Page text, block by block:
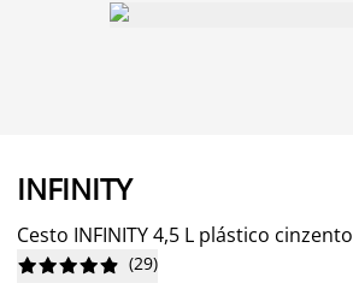
INFINITY
Cesto INFINITY 4,5 L plástico cinzento





 (29)